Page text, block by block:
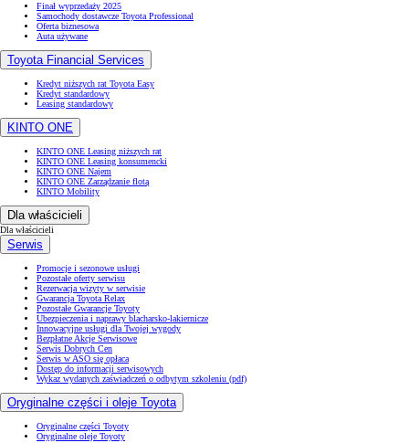
Finał wyprzedaży 2025
Samochody dostawcze Toyota Professional
Oferta biznesowa
Auta używane
Toyota Financial Services
Kredyt niższych rat Toyota Easy
Kredyt standardowy
Leasing standardowy
KINTO ONE
KINTO ONE Leasing niższych rat
KINTO ONE Leasing konsumencki
KINTO ONE Najem
KINTO ONE Zarządzanie flotą
KINTO Mobility
Dla właścicieli
Dla właścicieli
Serwis
Promocje i sezonowe usługi
Pozostałe oferty serwisu
Rezerwacja wizyty w serwisie
Gwarancja Toyota Relax
Pozostałe Gwarancje Toyoty
Ubezpieczenia i naprawy blacharsko-lakiernicze
Innowacyjne usługi dla Twojej wygody
Bezpłatne Akcje Serwisowe
Serwis Dobrych Cen
Serwis w ASO się opłaca
Dostęp do informacji serwisowych
Wykaz wydanych zaświadczeń o odbytym szkoleniu (pdf)
Oryginalne części i oleje Toyota
Oryginalne części Toyoty
Oryginalne oleje Toyoty